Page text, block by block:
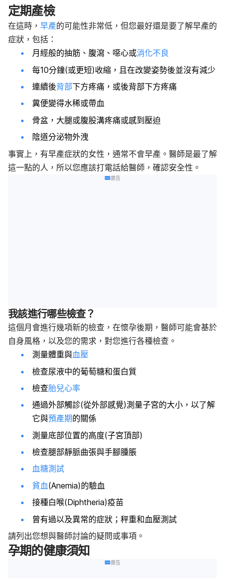
定期產檢
在這時， 早產的可能性非常低，但您最好還是要了解早產的
症狀，包括：
月經般的抽筋、腹瀉、噁心或消化不良
每10分鐘(或更短)收縮，且在改變姿勢後並沒有減少
連續後背部下方疼痛，或後背部下方疼痛
糞便變得水稀或帶血
骨盆，大腿或腹股溝疼痛或感到壓迫
陰道分泌物外洩
事實上，有早產症狀的女性，通常不會早產。醫師是最了解
這一點的人，所以您應該打電話給醫師，確認安全性。
廣告
我該進行哪些檢查？
這個月會進行幾項新的檢查，在懷孕後期，醫師可能會基於
自身風格，以及您的需求，對您進行各種檢查。
測量體重與血壓
檢查尿液中的葡萄糖和蛋白質
檢查胎兒心率
通過外部觸診(從外部感覺)測量子宮的大小，以了解
它與預產期的關係
測量底部位置的高度(子宮頂部)
檢查腿部靜脈曲張與手腳腫脹
血糖測試
貧血(Anemia)的驗血
接種白喉(Diphtheria)疫苗
曾有過以及異常的症狀；秤重和血壓測試
請列出您想與醫師討論的疑問或事項。
孕期的健康須知
廣告